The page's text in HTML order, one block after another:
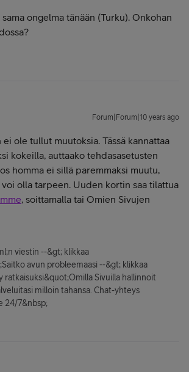
ongelma tänään (Turku). Onkohan
Forum|Forum|10 years ago
ole tullut muutoksia. Tässä kannattaa
kokeilla, auttaako tehdasasetusten
homma ei sillä paremmaksi muutu,
olla tarpeen. Uuden kortin saa tilattua
, soittamalla tai Omien Sivujen
viestin --&gt; klikkaa
avun probleemaasi --&gt; klikkaa
ratkaisuksi&quot;Omilla Sivuilla hallinnoit
milloin tahansa. Chat-yhteys
24/7&nbsp;